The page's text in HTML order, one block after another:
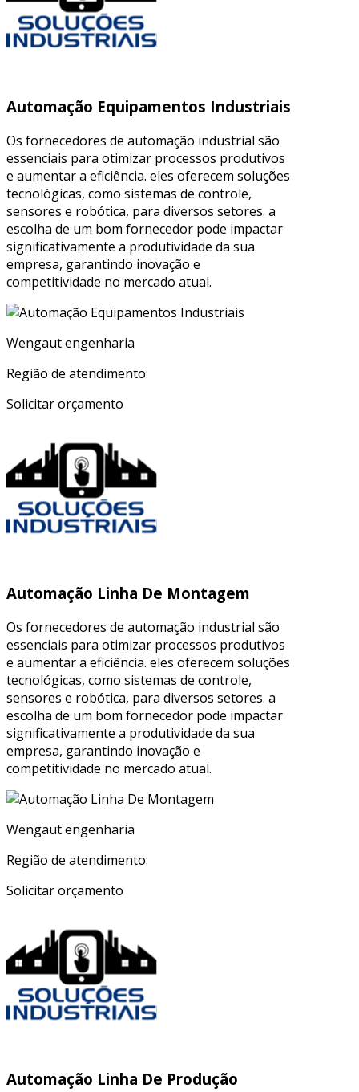
Automação Equipamentos Industriais
Os fornecedores de automação industrial são
essenciais para otimizar processos produtivos
e aumentar a eficiência. eles oferecem soluções
tecnológicas, como sistemas de controle,
sensores e robótica, para diversos setores. a
escolha de um bom fornecedor pode impactar
significativamente a produtividade da sua
empresa, garantindo inovação e
competitividade no mercado atual.
Wengaut engenharia
Região de atendimento:
Solicitar orçamento
Automação Linha De Montagem
Os fornecedores de automação industrial são
essenciais para otimizar processos produtivos
e aumentar a eficiência. eles oferecem soluções
tecnológicas, como sistemas de controle,
sensores e robótica, para diversos setores. a
escolha de um bom fornecedor pode impactar
significativamente a produtividade da sua
empresa, garantindo inovação e
competitividade no mercado atual.
Wengaut engenharia
Região de atendimento:
Solicitar orçamento
Automação Linha De Produção